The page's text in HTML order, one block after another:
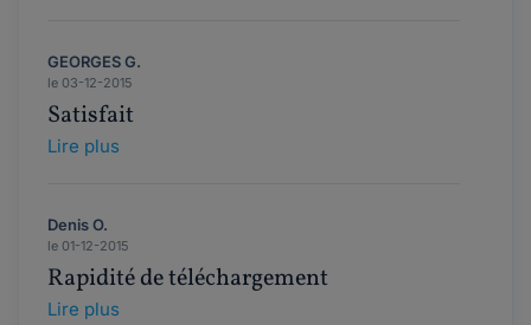
GEORGES G.
le 03-12-2015
Satisfait
Lire plus
Denis O.
le 01-12-2015
Rapidité de téléchargement
Lire plus